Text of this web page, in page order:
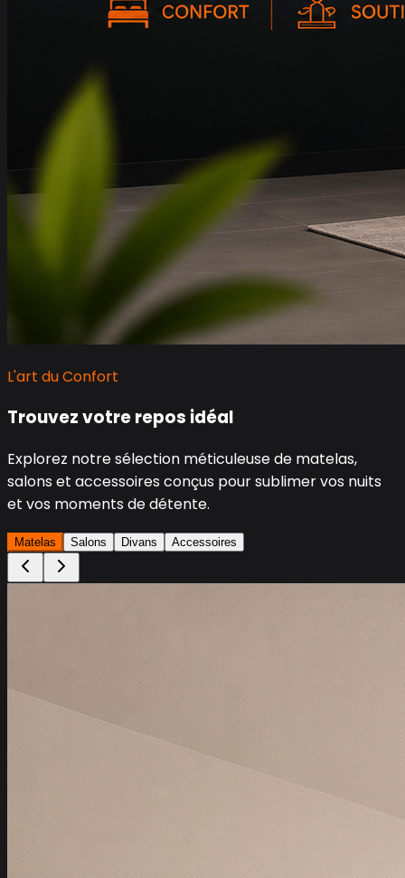
L'art du Confort
Trouvez votre repos idéal
Explorez notre sélection méticuleuse de matelas,
salons et accessoires conçus pour sublimer vos nuits
et vos moments de détente.
Matelas Salons Divans Accessoires